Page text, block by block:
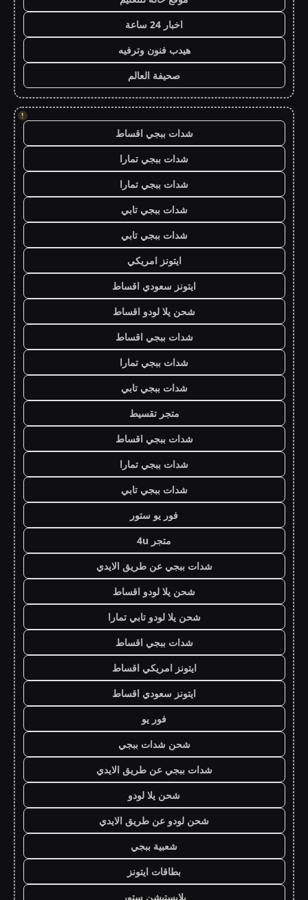
اخبار 24 ساعة
هيدب فنون وترفيه
صحيفة العالم
!
شدات ببجي اقساط
شدات ببجي تمارا
شدات ببجي تمارا
شدات ببجي تابي
شدات ببجي تابي
ايتونز امريكي
ايتونز سعودي اقساط
شحن يلا لودو اقساط
شدات ببجي اقساط
شدات ببجي تمارا
شدات ببجي تابي
متجر تقسيط
شدات ببجي اقساط
شدات ببجي تمارا
شدات ببجي تابي
فور يو ستور
متجر 4u
شدات ببجي عن طريق الايدي
شحن يلا لودو اقساط
شحن يلا لودو تابي تمارا
شدات ببجي اقساط
ايتونز امريكي اقساط
ايتونز سعودي اقساط
فور يو
شحن شدات ببجي
شدات ببجي عن طريق الايدي
شحن يلا لودو
شحن لودو عن طريق الايدي
شعبية ببجي
بطاقات ايتونز
بلايستيشن ستور